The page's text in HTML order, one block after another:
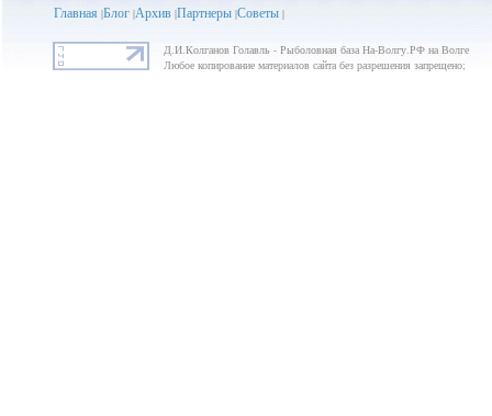
Главная |Блог|Архив|Партнеры|Советы|
Д.И.Колганов Голавль - Рыболовная база На-Волгу.РФ на Волге
Любое копирование материалов сайта без разрешения запрещено;